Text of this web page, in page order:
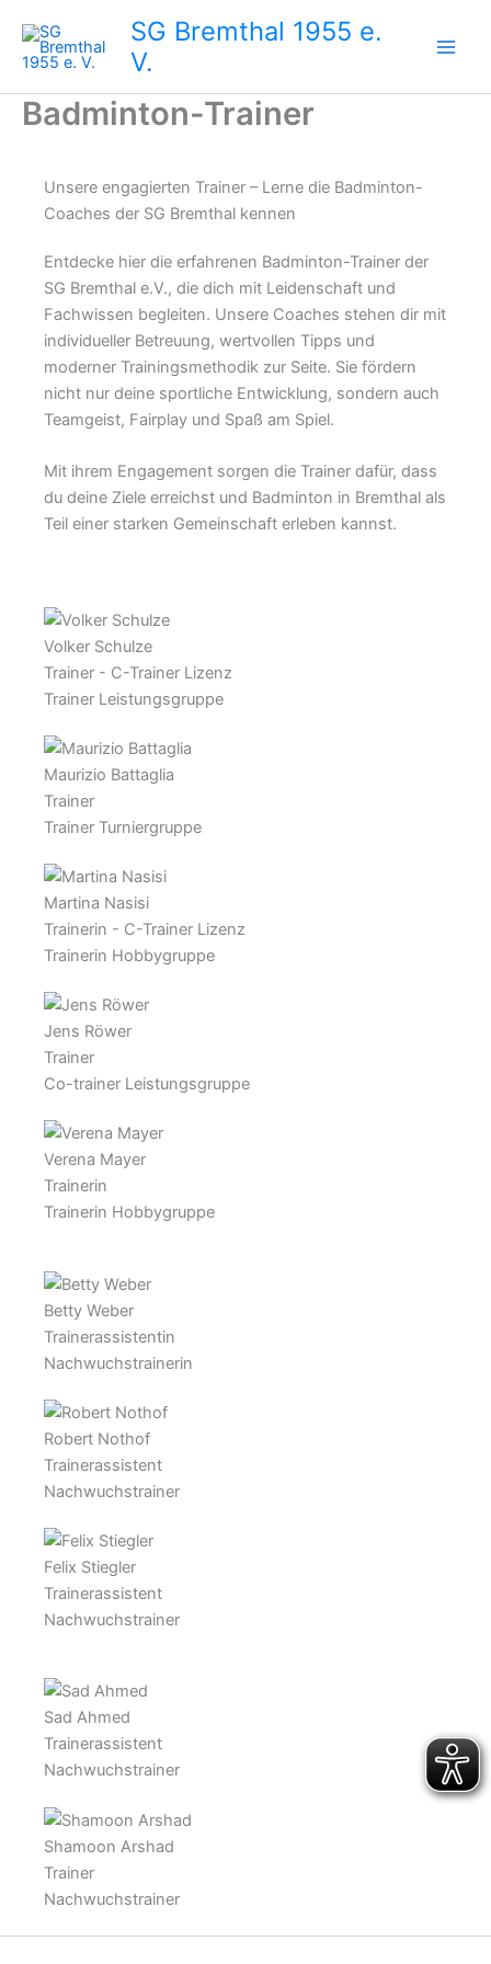
Inhalt
springen
SG Bremthal 1955 e.
V.
Badminton-Trainer
Unsere engagierten Trainer – Lerne die Badminton-
Coaches der SG Bremthal kennen
Entdecke hier die erfahrenen Badminton-Trainer der
SG Bremthal e.V., die dich mit Leidenschaft und
Fachwissen begleiten. Unsere Coaches stehen dir mit
individueller Betreuung, wertvollen Tipps und
moderner Trainingsmethodik zur Seite. Sie fördern
nicht nur deine sportliche Entwicklung, sondern auch
Teamgeist, Fairplay und Spaß am Spiel.
Mit ihrem Engagement sorgen die Trainer dafür, dass
du deine Ziele erreichst und Badminton in Bremthal als
Teil einer starken Gemeinschaft erleben kannst.
Volker Schulze
Trainer - C-Trainer Lizenz
Trainer Leistungsgruppe
Maurizio Battaglia
Trainer
Trainer Turniergruppe
Martina Nasisi
Trainerin - C-Trainer Lizenz
Trainerin Hobbygruppe
Jens Röwer
Trainer
Co-trainer Leistungsgruppe
Verena Mayer
Trainerin
Trainerin Hobbygruppe
Betty Weber
Trainerassistentin
Nachwuchstrainerin
Robert Nothof
Trainerassistent
Nachwuchstrainer
Felix Stiegler
Trainerassistent
Nachwuchstrainer
Sad Ahmed
Trainerassistent
Nachwuchstrainer
Shamoon Arshad
Trainer
Nachwuchstrainer